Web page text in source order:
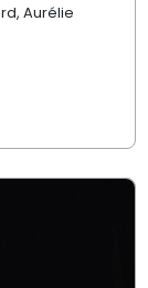
Aurélie